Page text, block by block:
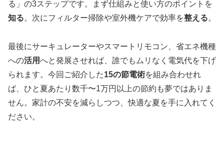
る」の3ステップです。まず仕組みと使い方のポイントを
知る。次にフィルター掃除や室外機ケアで効率を整える。
最後にサーキュレーターやスマートリモコン、省エネ機種
への活用へと発展させれば、誰でもムリなく電気代を下げ
られます。今回ご紹介した15の節電術を組み合わせれ
ば、ひと夏あたり数千〜1万円以上の節約も夢ではありま
せん。家計の不安を減らしつつ、快適な夏を手に入れてく
ださい。